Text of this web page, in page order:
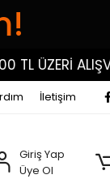
İletişim
Giriş Yap
Üye Ol